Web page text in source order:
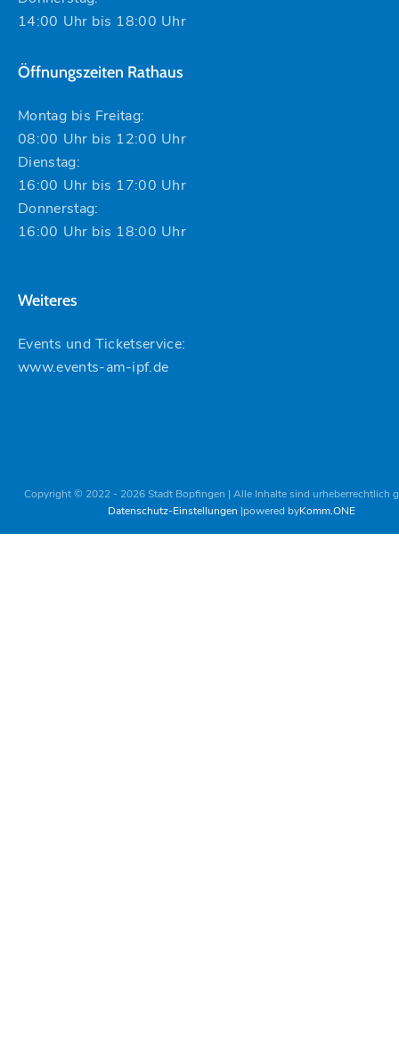
14:00 Uhr bis 18:00 Uhr
Öffnungszeiten Rathaus
Montag bis Freitag:
08:00 Uhr bis 12:00 Uhr
Dienstag:
16:00 Uhr bis 17:00 Uhr
Donnerstag:
16:00 Uhr bis 18:00 Uhr
Weiteres
Events und Ticketservice:
www.events-am-ipf.de
Copyright © 2022 - 2026 Stadt Bopfingen | Alle Inhalte sind urheberrechtlich
Datenschutz-Einstellungen powered byKomm.ONE